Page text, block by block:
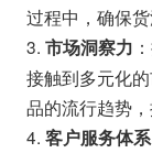
过程中，确保
3. 市场洞察力
接触到多元化
品的流行趋势，
4. 客户服务体系